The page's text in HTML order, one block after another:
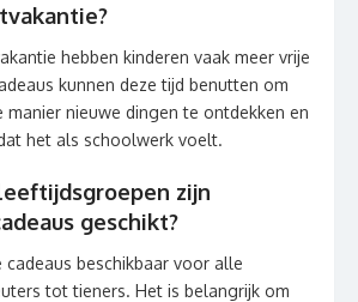
hebben kinderen vaak meer vrije
kunnen deze tijd benutten om
manier nieuwe dingen te ontdekken en
het als schoolwerk voelt.
zijn
geschikt?
cadeaus beschikbaar voor alle
tot tieners. Het is belangrijk om